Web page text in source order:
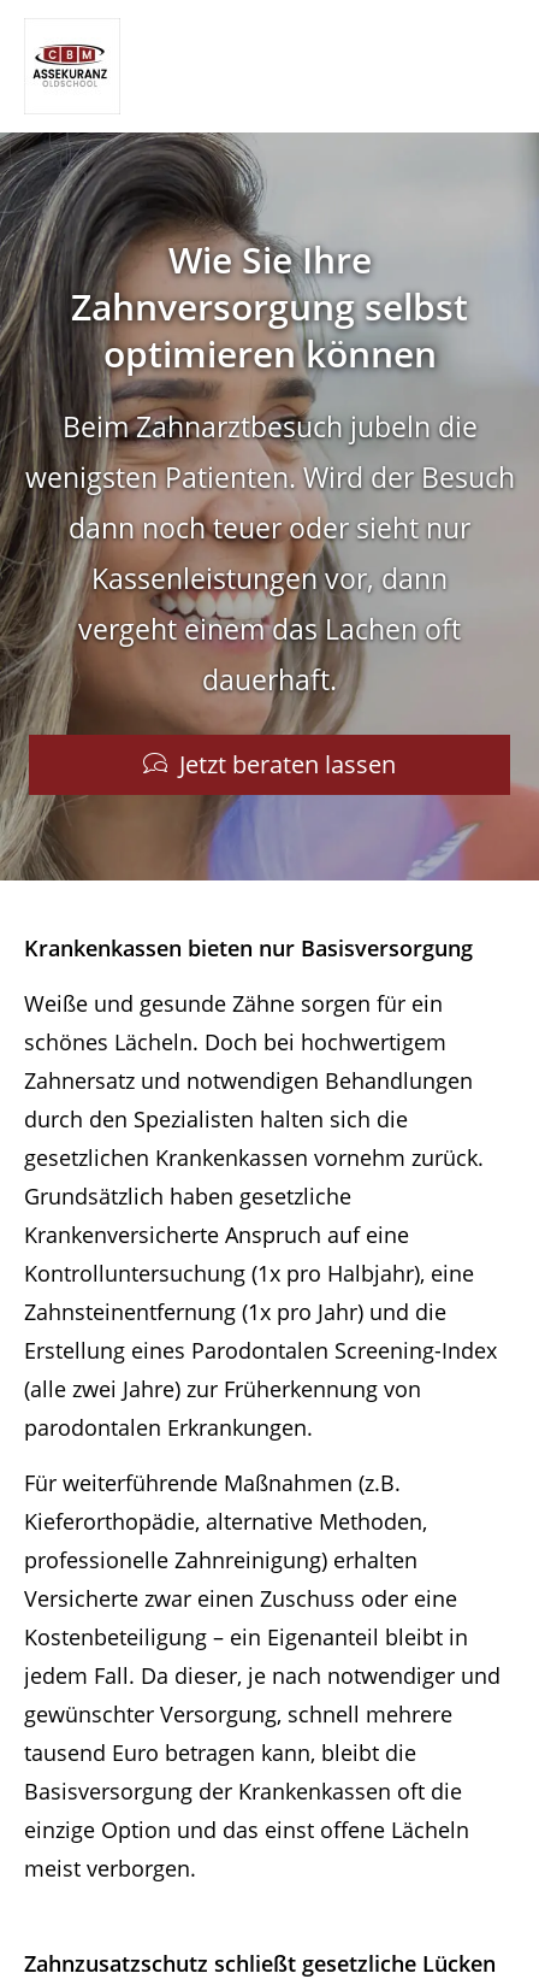
Wie Sie Ihre
Zahnversorgung selbst
optimierenkönnen
Beim Zahnarztbesuch jubeln die
wenigsten Patienten. Wird der Besuch
dann noch teuer oder sieht nur
Kassenleistungen vor, dann
vergehteinem das Lachen oft
dauerhaft.
Jetzt beraten lassen
Krankenkassen bieten nur Basisversorgung
Weiße und gesunde Zähne sorgen für ein
schönes Lächeln. Doch bei hochwertigem
Zahnersatz und notwendigen Behandlungen
durch den Spezialisten halten sich die
gesetzlichen Krankenkassen vornehm zurück.
Grundsätzlich haben gesetzliche
Krankenversicherte Anspruch auf eine
Kontrolluntersuchung (1x pro Halbjahr), eine
Zahnsteinentfernung (1x pro Jahr) und die
Erstellung eines Parodontalen Screening-Index
(alle zwei Jahre) zur Früherkennung von
parodontalen Erkrankungen.
Für weiterführende Maßnahmen (z.B.
Kieferorthopädie, alternative Methoden,
professionelle Zahnreinigung) erhalten
Versicherte zwar einen Zuschuss oder eine
Kostenbeteiligung – ein Eigenanteil bleibt in
jedem Fall. Da dieser, je nach notwendiger und
gewünschter Versorgung, schnell mehrere
tausend Euro betragen kann, bleibt die
Basisversorgung der Krankenkassen oft die
einzige Option und das einst offene Lächeln
meist verborgen.
Zahnzusatzschutz schließt gesetzliche Lücken